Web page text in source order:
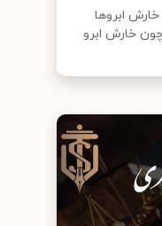
خارش ابروها
خارش ابرو